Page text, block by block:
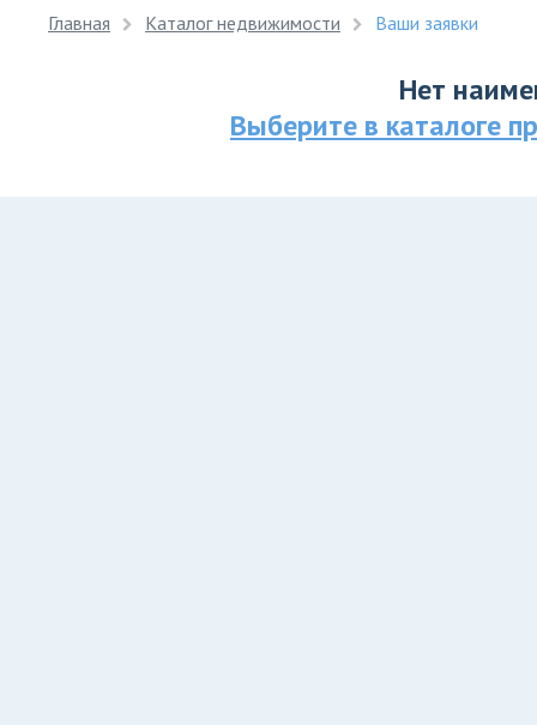
Главная Каталог недвижимости Ваши заявки
Нет
Выберите в каталоге